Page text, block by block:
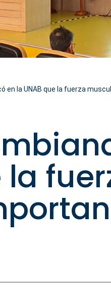
en la UNAB que la fuerza
la